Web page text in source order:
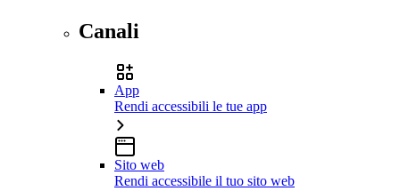
Canali
App
Rendi accessibili le tue app
Sito web
Rendi accessibile il tuo sito web